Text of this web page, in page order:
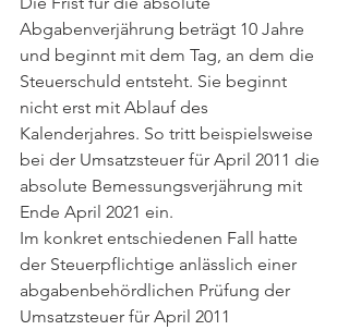
Abgabenverjährung beträgt 10 Jahre
und beginnt mit dem Tag, an dem die
Steuerschuld entsteht. Sie beginnt
nicht erst mit Ablauf des
Kalenderjahres. So tritt beispielsweise
bei der Umsatzsteuer für April 2011 die
absolute Bemessungsverjährung mit
Ende April 2021 ein.
Im konkret entschiedenen Fall hatte
der Steuerpflichtige anlässlich einer
abgabenbehördlichen Prüfung der
Umsatzsteuer für April 2011